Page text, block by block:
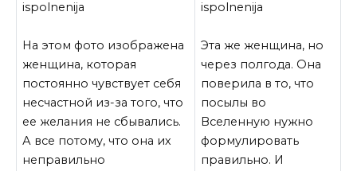
На этом фото изображена
женщина, которая
постоянно чувствует себя
несчастной из-за того, что
ее желания не сбывались.
А все потому, что она их
неправильно
Эта же женщина, но
через полгода. Она
поверила в то, что
посылы во
Вселенную нужно
формулировать
правильно. И